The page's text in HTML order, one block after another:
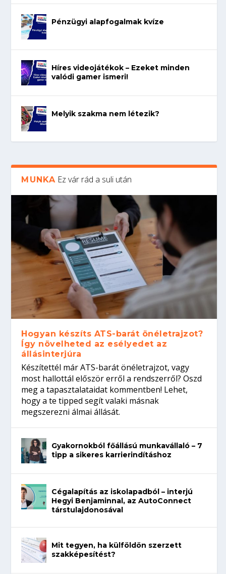
Pénzügyi alapfogalmak kvíze
Híres videojátékok – Ezeket minden
valódi gamer ismeri!
Melyik szakma nem létezik?
MUNKA Ez vár rád a suli után
Hogyan készíts ATS-barát önéletrajzot?
Így növelheted az esélyedet az
állásinterjúra
Készítettél már ATS-barát önéletrajzot, vagy
most hallottál először erről a rendszerről? Oszd
meg a tapasztalataidat kommentben! Lehet,
hogy a te tipped segít valaki másnak
megszerezni álmai állását.
Gyakornokból főállású munkavállaló – 7
tipp a sikeres karrierindításhoz
Cégalapítás az iskolapadból – interjú
Hegyi Benjaminnal, az AutoConnect
társtulajdonosával
Mit tegyen, ha külföldön szerzett
szakképesítést?